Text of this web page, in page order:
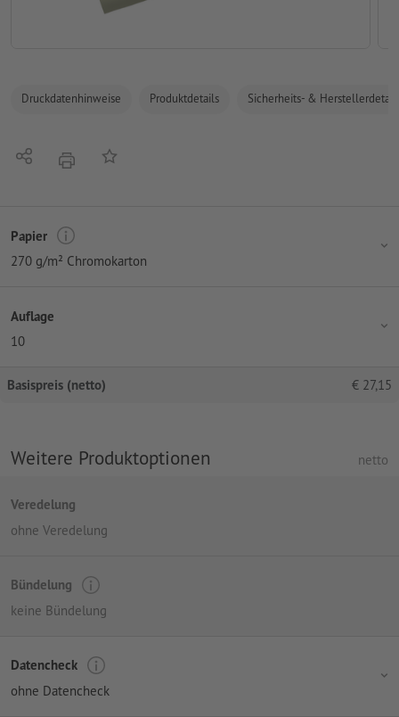
Druckdatenhinweise Produktdetails Sicherheits- &
Teilen DruckenAuf die Merkliste
Papier
270 g/m² Chromokarton
Auflage
10
Basispreis (netto) € 27,15
Weitere Produktoptionen netto
Veredelung
ohne Veredelung
Bündelung
keine Bündelung
Datencheck
ohne Datencheck